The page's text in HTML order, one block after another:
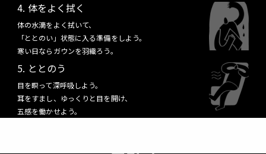
体をよく拭く
体の水滴をよく拭いて、
「ととのい」状態に入る準備をしよう。
寒い日ならガウンを羽織ろう。
ととのう
目を瞑って深呼吸しよう。
耳をすまし、ゆっくりと目を開け、
五感を働かせよう。